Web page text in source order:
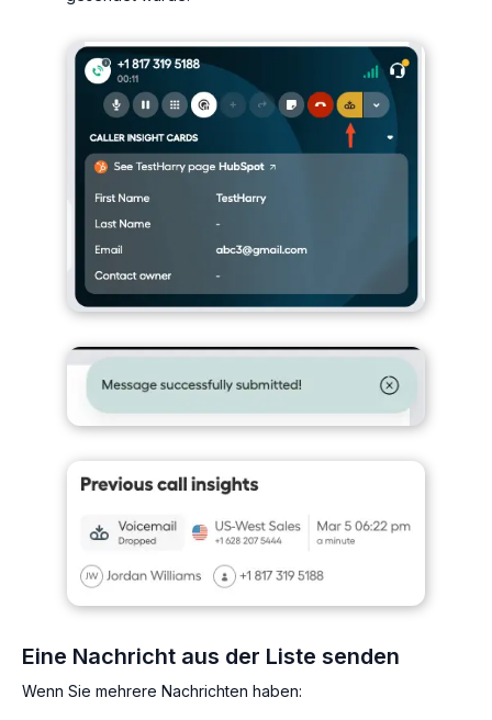
Eine Nachricht aus der Liste senden
Wenn Sie mehrere Nachrichten haben: